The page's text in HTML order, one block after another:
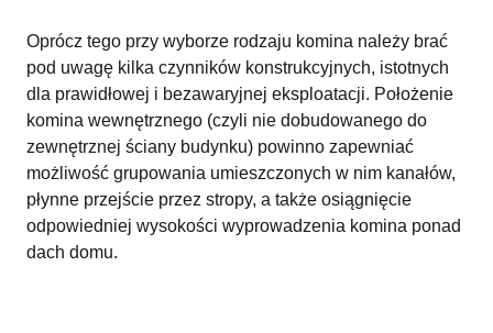
Oprócz tego przy wyborze rodzaju komina należy brać
pod uwagę kilka czynników konstrukcyjnych, istotnych
dla prawidłowej i bezawaryjnej eksploatacji. Położenie
komina wewnętrznego (czyli nie dobudowanego do
zewnętrznej ściany budynku) powinno zapewniać
możliwość grupowania umieszczonych w nim kanałów,
płynne przejście przez stropy, a także osiągnięcie
odpowiedniej wysokości wyprowadzenia komina ponad
dach domu.